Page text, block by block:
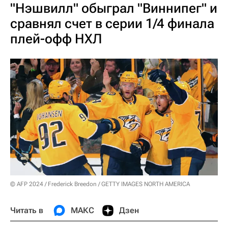
"Нэшвилл" обыграл "Виннипег" и
сравнял счет в серии 1/4 финала
плей-офф НХЛ
© AFP 2024 / Frederick Breedon / GETTY IMAGES NORTH AMERICA
Читать в МАКС Дзен